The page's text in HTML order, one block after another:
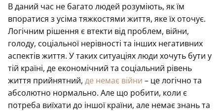
В даний час не багато людей розуміють, як їм
впоратися з усіма тяжкостями життя, яке їх оточує.
Логічним рішення є втекти від проблем, війни,
голоду, соціальної нерівності та інших негативних
аспектів життя. У таких ситуаціях люди хочуть бути у
тій країні, де економічний та соціальний рівень
життя прийнятний, де немає війни – це логічно та
абсолютно нормально. Але що робити, коли є
потреба виїхати до іншої країни, але немає знань та